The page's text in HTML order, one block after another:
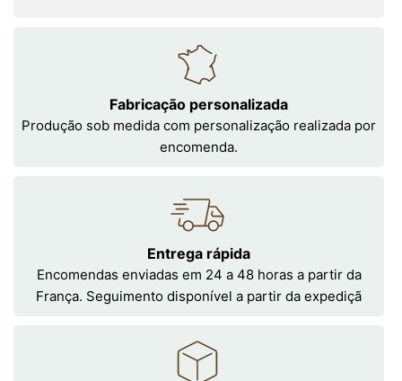
Fabricação personalizada
Produção sob medida com personalização realizada por
encomenda.
Entrega rápida
Encomendas enviadas em 24 a 48 horas a partir da
França. Seguimento disponível a partir da expediçã